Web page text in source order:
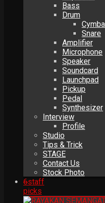
Bass
Drum
Snare
Amplifier
Microphone
Speaker
Soundcard
Launchpad
Pickup
Pedal
Synthesizer
Interview
Profile
Studio
Tips & Trick
STAGE
Contact Us
Stock Photo
6staff
picks